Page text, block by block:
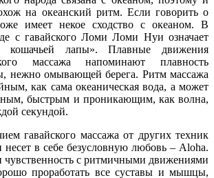
на океанский ритм. Если говорить о
имеет некое сходство с океаном. В
с гавайского Ломи Ломи Нуи означает
кошачьей лапы». Плавные движения
массажа напоминают плавность
нежно омывающей берега. Ритм массажа
как сама океаническая вода, а может
быстрым и проникающим, как волна,
секундой.
гавайского массажа от других техник
несет в себе безусловную любовь – Aloha.
чувственность с ритмичными движениями
проработать все суставы и мышцы,